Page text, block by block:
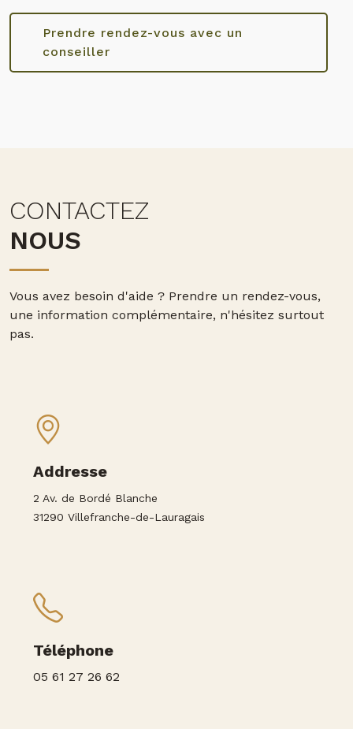
Prendre rendez-vous avec un
conseiller
CONTACTEZ
NOUS
Vous avez besoin d'aide ? Prendre un rendez-vous,
une information complémentaire, n'hésitez surtout
pas.
Addresse
2 Av. de Bordé Blanche
31290 Villefranche-de-Lauragais
Téléphone
05 61 27 26 62